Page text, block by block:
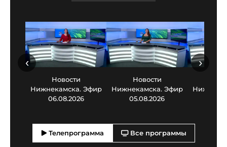
Новости
Нижнекамска. Эфир
06.08.2026
Новости
Нижнекамска. Эфир
05.08.2026
‹ ›
Телепрограмма Все программы